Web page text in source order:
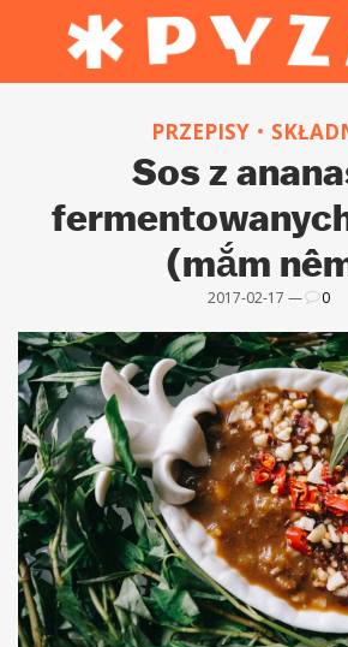
PRZEPISY
Sos z
(mắm
2017-02-17 — 0